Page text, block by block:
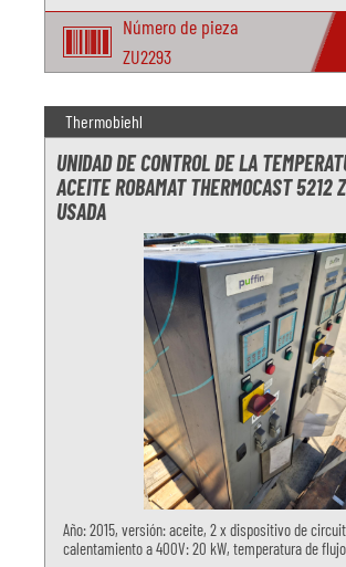
Número de pieza
ZU2293
Thermobiehl
UNIDAD DE CONTROL DE LA
ACEITE ROBAMAT THERMOCAST 5212
USADA
Año: 2015, versión: aceite, 2 x dispositivo de
calentamiento a 400V: 20 kW, temperatura de